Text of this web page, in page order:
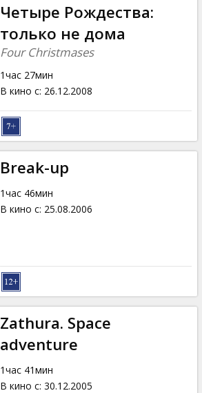
Четыре Рождества:
только не дома
Four Christmases
1час 27мин
В кино с: 26.12.2008
Break-up
1час 46мин
В кино с: 25.08.2006
Zathura. Space
adventure
1час 41мин
В кино с: 30.12.2005